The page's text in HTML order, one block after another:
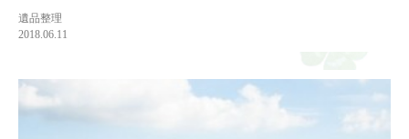
遺品整理
2018.06.11